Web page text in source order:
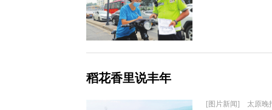
稻花香里说丰年
[图片新闻] 太原晚